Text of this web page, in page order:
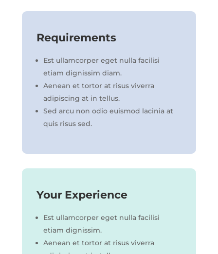
Requirements
Est ullamcorper eget nulla facilisi
etiam dignissim diam.
Aenean et tortor at risus viverra
adipiscing at in tellus.
Sed arcu non odio euismod lacinia at
quis risus sed.
Your Experience
Est ullamcorper eget nulla facilisi
etiam dignissim.
Aenean et tortor at risus viverra